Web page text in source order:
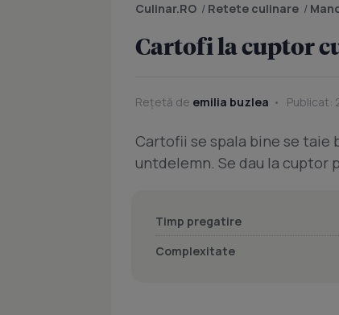
Culinar.RO / Retete culinare /
Cartofi la cuptor
Rețetă de emilia buzlea Publicat:
Cartofii se spala bine se taie
untdelemn. Se dau la cuptor
Timp pregatire
Complexitate